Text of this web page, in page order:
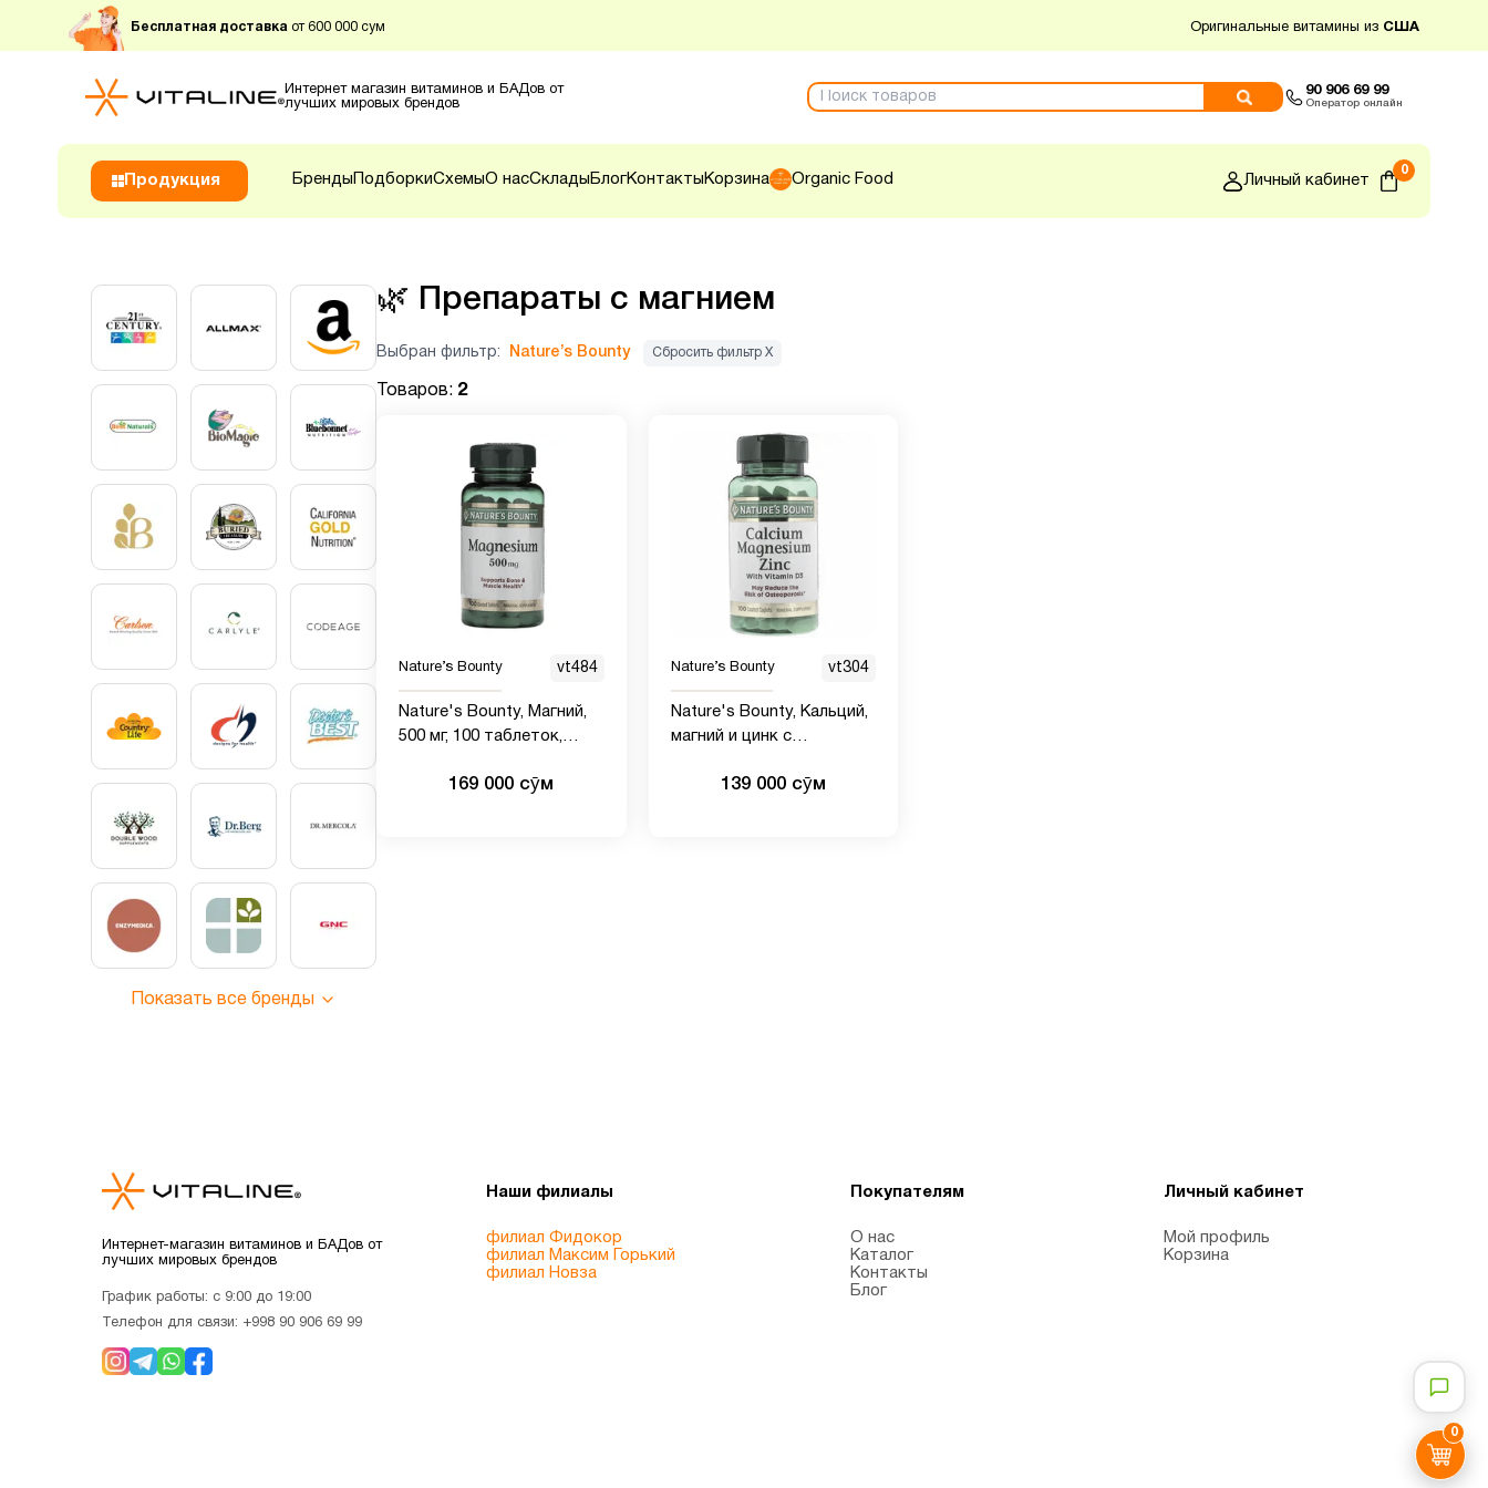
Бесплатная доставка от 600 000 сум Оригинальные витамины из США
Интернет магазин витаминов и БАДов от
лучших мировых брендов
90 906 69 99
Оператор онлайн
Продукция Бренды ПодборкиСхемыО насСклады БлогКонтакты Корзина Organic Food Личный кабинет
0
0
Показать все бренды
🌿 Препараты с магнием
Выбран фильтр: Nature’s Bounty Сбросить фильтр Х
Товаров: 2
Nature’s Bounty vt484
Nature's Bounty, Магний,
500 мг, 100 таблеток,
169 000 сӯм
Nature’s Bounty vt304
Nature's Bounty, Кальций,
магний и цинк с
капсуловидных таблеток
139 000 сӯм
Интернет-магазин витаминов и БАДов от
лучших мировых брендов
График работы: с 9:00 до 19:00
Телефон для связи: +998 90 906 69 99
Наши филиалы
филиал Фидокор
филиал Максим Горький
филиал Новза
Покупателям
О нас
Каталог
Контакты
Блог
Личный кабинет
Мой профиль
Корзина